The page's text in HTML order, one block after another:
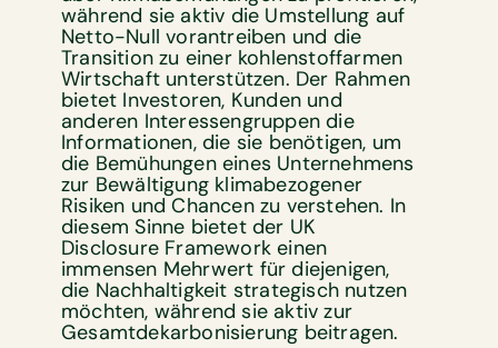
während sie aktiv die Umstellung auf
Netto-Null vorantreiben und die
Transition zu einer kohlenstoffarmen
Wirtschaft unterstützen. Der Rahmen
bietet Investoren, Kunden und
anderen Interessengruppen die
Informationen, die sie benötigen, um
die Bemühungen eines Unternehmens
zur Bewältigung klimabezogener
Risiken und Chancen zu verstehen. In
diesem Sinne bietet der UK
Disclosure Framework einen
immensen Mehrwert für diejenigen,
die Nachhaltigkeit strategisch nutzen
möchten, während sie aktiv zur
Gesamtdekarbonisierung beitragen.